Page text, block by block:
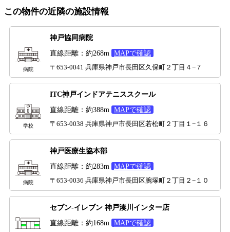
この物件の近隣の施設情報
病院
神戸協同病院
直線距離：約268m MAPで確認
〒653-0041 兵庫県神戸市長田区久保町２丁目４−７
学校
ITC神戸インドアテニススクール
直線距離：約388m MAPで確認
〒653-0038 兵庫県神戸市長田区若松町２丁目１−１６
病院
神戸医療生協本部
直線距離：約283m MAPで確認
〒653-0036 兵庫県神戸市長田区腕塚町２丁目２−１０
セブン-イレブン 神戸湊川インター店
直線距離：約168m MAPで確認